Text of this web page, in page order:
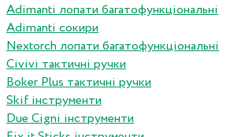
Adimanti лопати багатофункціональні
Adimanti сокири
Nextorch лопати багатофункціональні
Сivivi тактичні ручки
Boker Plus тактичні ручки
Skif інструменти
Due Cigni інструменти